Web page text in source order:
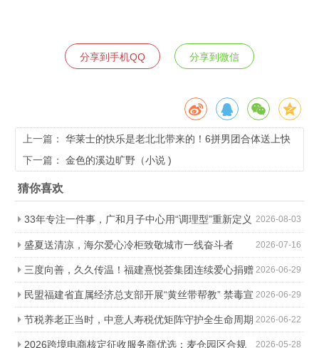
分享到手机QQ 分享到微信
上一篇： 华莱士的快乐是老北北带来的！6拼男团合体送上快
乐省钱拼
下一篇： 金色的溪边旷野（小说 )
猜你喜欢
2026-08-03
33年专注一件事，广和月子中心用“调理型”重新定义
科学坐月子 2026-07-16
盛夏送清凉，海尔爱心冷柜致敬城市一线奋斗者
2026-06-29
三度向善，久久传温！福建熹悦荟集团连续爱心捐赠
助力金秋助学 2026-06-29
民盟福建省直属经济总支部开展“黄丝带帮教” 禁毒宣
传进社区活动 2026-06-22
节税养老正当时，中意人寿税优矩阵守护全生命周期
2026-05-28
2026跨境电商核定征收服务商优选：麦仓园区合规